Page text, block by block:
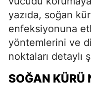
yazıda, soğan
enfeksiyonuna
yöntemlerini ve
noktaları detaylı
SOĞAN KÜRÜ